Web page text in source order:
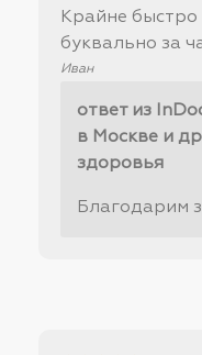
Крайне быстро
буквально за
Иван
ответ из
в Москве и
здоровья
Благодарим